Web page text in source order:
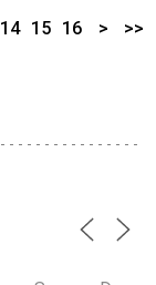
14 15 16 > >>